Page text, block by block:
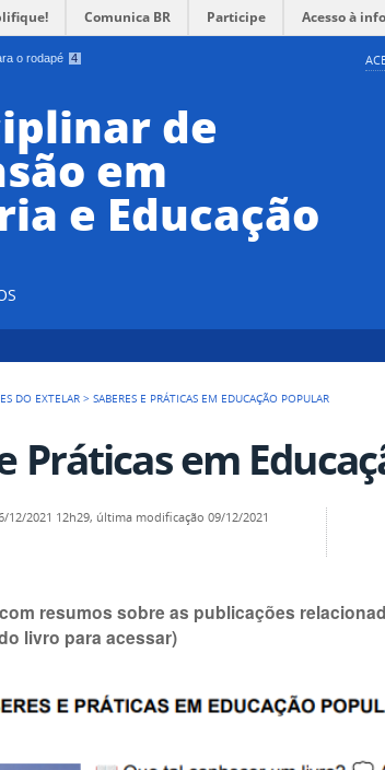
o rodapé 4
Comunica BR Participe Acesso à
de
em
e Educação
DO EXTELAR >SABERES E PRÁTICAS EM EDUCAÇÃO POPULAR
Práticas em
12/2021 12h29, última modificação 09/12/2021
resumos sobre as publicações
livro para acessar)